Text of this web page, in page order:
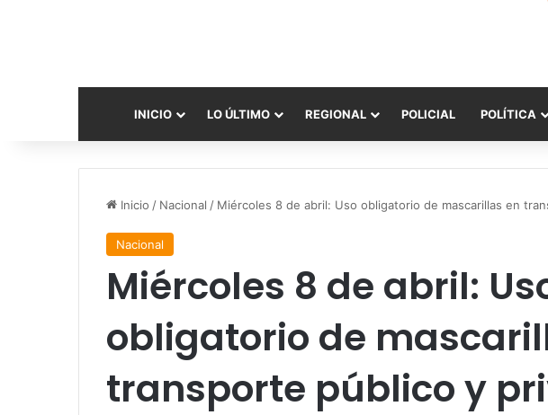
INICIO LO ÚLTIMO REGIONAL POLICIAL POLÍTICA
Inicio / Nacional / Miércoles 8 de abril: Uso obligatorio de mascarillas en
Nacional
Miércoles 8 de abril:
obligatorio de
transporte público y